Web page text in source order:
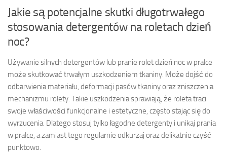
Jakie są potencjalne skutki długotrwałego
stosowania detergentów na roletach dzień
noc?
Używanie silnych detergentów lub pranie rolet dzień noc w pralce
może skutkować trwałym uszkodzeniem tkaniny. Może dojść do
odbarwienia materiału, deformacji pasów tkaniny oraz zniszczenia
mechanizmu rolety. Takie uszkodzenia sprawiają, że roleta traci
swoje właściwości funkcjonalne i estetyczne, często stając się do
wyrzucenia. Dlatego stosuj tylko łagodne detergenty i unikaj prania
w pralce, a zamiast tego regularnie odkurzaj oraz delikatnie czyść
punktowo.